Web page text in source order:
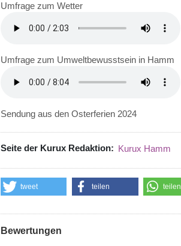
Umfrage zum Wetter
Umfrage zum Umweltbewusstsein in Hamm
Sendung aus den Osterferien 2024
Seite der Kurux Redaktion Kurux Hamm
tweet teilen teilen
Bewertungen